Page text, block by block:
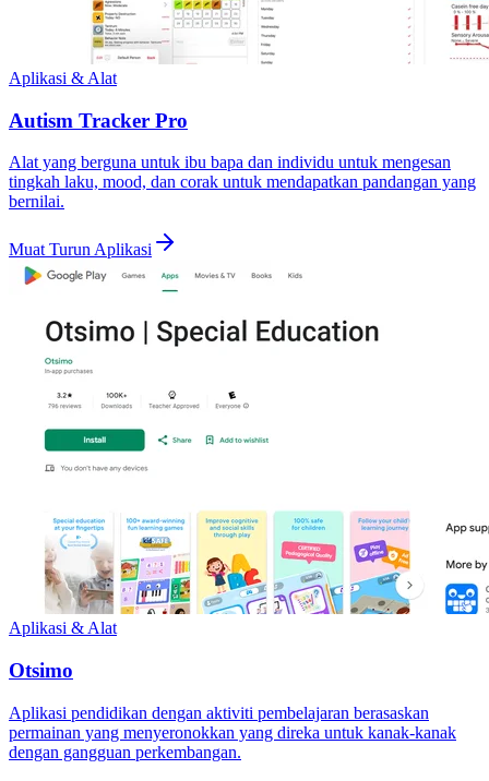
Aplikasi & Alat
Autism Tracker Pro
Alat yang berguna untuk ibu bapa dan individu untuk mengesan
tingkah laku, mood, dan corak untuk mendapatkan pandangan yang
bernilai.
Muat Turun Aplikasi
Aplikasi & Alat
Otsimo
Aplikasi pendidikan dengan aktiviti pembelajaran berasaskan
permainan yang menyeronokkan yang direka untuk kanak-kanak
dengan gangguan perkembangan.